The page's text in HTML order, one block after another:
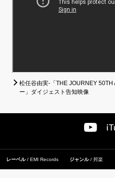
松任谷由実-「THE JOURNEY
ー」ダイジェスト告知映像
レーベル EMI Records ジャンル 邦楽